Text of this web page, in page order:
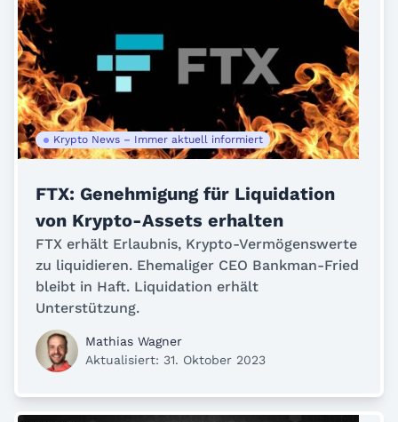
Krypto News – Immer aktuell informiert
FTX: Genehmigung für Liquidation
von Krypto-Assets erhalten
FTX erhält Erlaubnis, Krypto-Vermögenswerte
zu liquidieren. Ehemaliger CEO Bankman-Fried
bleibt in Haft. Liquidation erhält
Unterstützung.
Mathias Wagner
Aktualisiert: 31. Oktober 2023